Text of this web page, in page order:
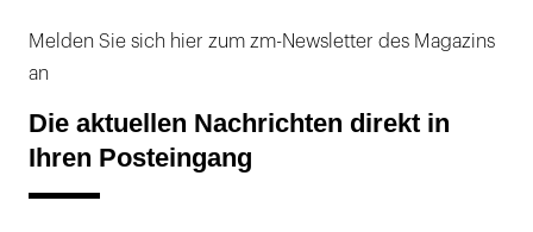
Melden Sie sich hier zum zm-Newsletter des Magazins
an
Die aktuellen Nachrichten direkt in
Ihren Posteingang